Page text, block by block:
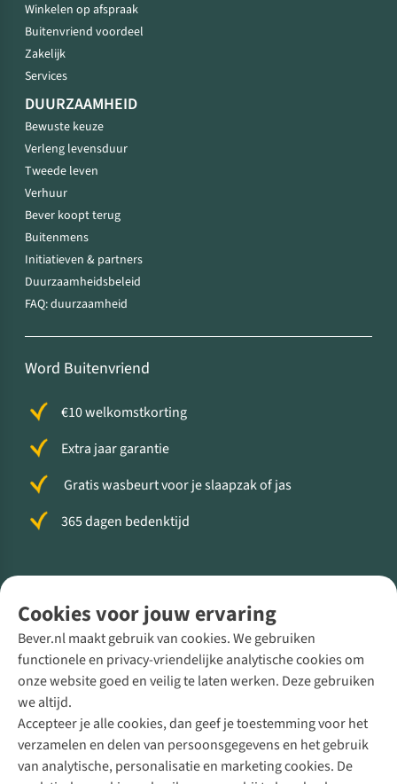
Cookies voor jouw ervaring
Bever.nl maakt gebruik van cookies. We gebruiken
functionele en privacy-vriendelijke analytische cookies om
onze website goed en veilig te laten werken. Deze gebruiken
we altijd.
Accepteer je alle cookies, dan geef je toestemming voor het
verzamelen en delen van persoonsgegevens en het gebruik
van analytische, personalisatie en marketing cookies. De
Winkelen op afspraak
Buitenvriend voordeel
Zakelijk
Services
DUURZAAMHEID
Bewuste keuze
Verleng levensduur
Tweede leven
Verhuur
Bever koopt terug
Buitenmens
Initiatieven & partners
Duurzaamheidsbeleid
FAQ: duurzaamheid
Word Buitenvriend
€10 welkomstkorting
Extra jaar garantie
Gratis wasbeurt voor je slaapzak of jas
365 dagen bedenktijd
Direct advies van een Buitenexpert
+31 (0)85 888 50 88
+31 6 12 28 49 80